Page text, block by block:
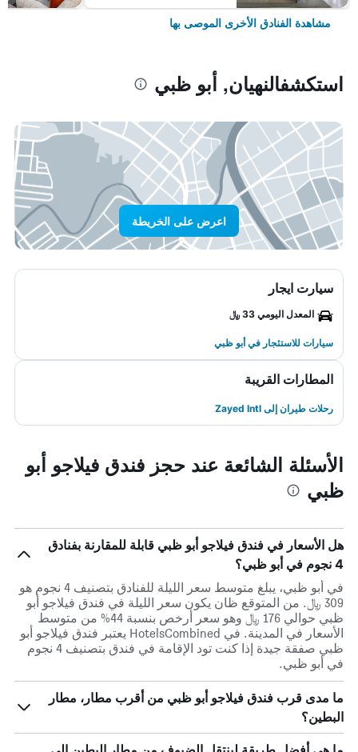
مشاهدة الفنادق الأخرى الموصى بها
استكشفالنهيان, أبو ظبي
اعرض على الخريطة
سيارت ايجار
المعدل اليومي 33 ﷼
سيارات للاستئجار في أبو ظبي
المطارات القريبة
رحلات طيران إلى Zayed Intl
الأسئلة الشائعة عند حجز فندق فيلاجو أبو
ظبي
هل الأسعار في فندق فيلاجو أبو ظبي قابلة للمقارنة بفنادق
4 نجوم في أبو ظبي؟
في أبو ظبي، يبلغ متوسط ​​سعر الليلة للفنادق بتصنيف 4 نجوم هو
309 ﷼. من المتوقع ظان يكون سعر الليلة في فندق فيلاجو أبو
ظبي حوالي 176 ﷼ وهو سعر أرخص بنسبة 44% من متوسط
الأسعار في المدينة. في HotelsCombined يعتبر فندق فيلاجو أبو
ظبي صفقة جيدة إذا كنت تود الإقامة في فندق بتصنيف 4 نجوم
في أبو ظبي.
ما مدى قرب فندق فيلاجو أبو ظبي من أقرب مطار، مطار
البطين؟